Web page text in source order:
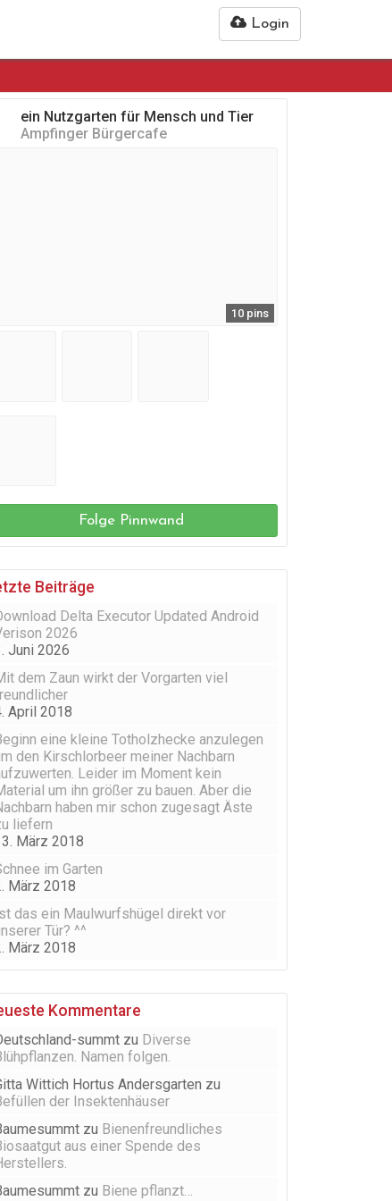
Login
ein Nutzgarten für Mensch und Tier
Ampfinger Bürgercafe
10 pins
Folge Pinnwand
Beiträge
Delta Executor Updated Android
2026
Juni 2026
dem Zaun wirkt der Vorgarten viel
April 2018
eine kleine Totholzhecke anzulegen
den Kirschlorbeer meiner Nachbarn
Leider im Moment kein
um ihn größer zu bauen. Aber die
haben mir schon zugesagt Äste
liefern
März 2018
im Garten
März 2018
das ein Maulwurfshügel direkt vor
Tür? ^^
März 2018
Kommentare
summt zu Diverse
Namen folgen.
Wittich Hortus Andersgarten zu
der Insektenhäuser
zu Bienenfreundliches
aus einer Spende des
zu Biene pflanzt…